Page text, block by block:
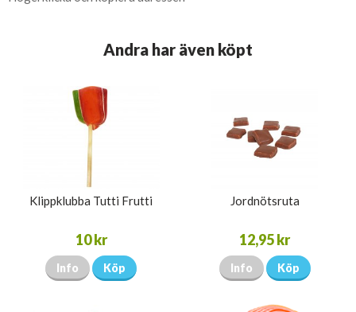
Andra har även köpt
Klippklubba Tutti Frutti
10 kr
Info Köp
Jordnötsruta
12,95 kr
Info Köp